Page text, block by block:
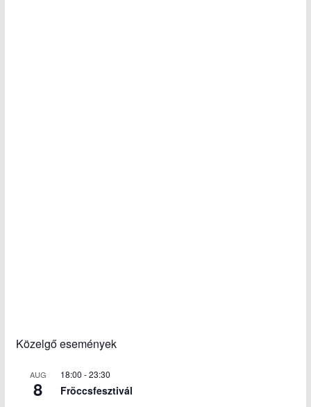
Közelgő események
AUG
8
18:00 -23:30
Fröccsfesztivál